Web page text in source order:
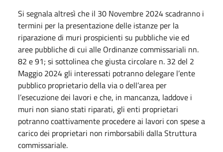
Si segnala altresì che il 30 Novembre 2024 scadranno i
termini per la presentazione delle istanze per la
riparazione di muri prospicienti su pubbliche vie ed
aree pubbliche di cui alle Ordinanze commissariali nn.
82 e 91; si sottolinea che giusta circolare n. 32 del 2
Maggio 2024 gli interessati potranno delegare l’ente
pubblico proprietario della via o dell’area per
l’esecuzione dei lavori e che, in mancanza, laddove i
muri non siano stati riparati, gli enti proprietari
potranno coattivamente procedere ai lavori con spese a
carico dei proprietari non rimborsabili dalla Struttura
commissariale.